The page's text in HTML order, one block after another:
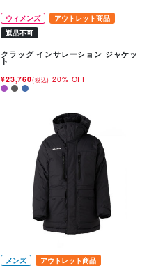
ウィメンズ
アウトレット商品
返品不可
クラッグ インサレーション ジャケッ
ト
¥23,760(税込) 20% OFF
メンズ
アウトレット商品